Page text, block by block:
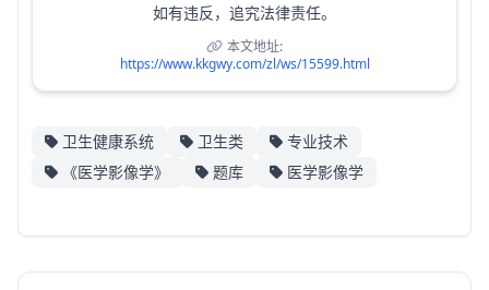
如有违反，追究法律责任。
本文地址:
https://www.kkgwy.com/zl/ws/15599.html
卫生健康系统 卫生类
专业技术
《医学影像学》
题库 医学影像学